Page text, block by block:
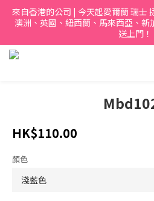
來自香港的公司 | 今天起愛爾蘭 瑞士
澳洲、英國、紐西蘭、馬來西亞、新
送上門！
HK$110.00
顏色